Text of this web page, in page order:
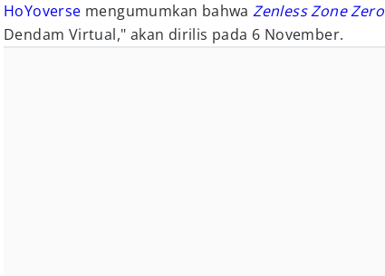
HoYoverse mengumumkan bahwaZenless Zone Zero
Dendam Virtual," akan dirilis pada 6 November.